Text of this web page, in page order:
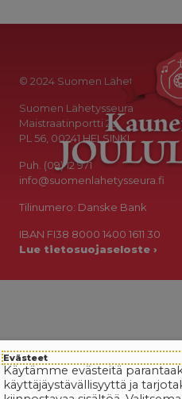
© 2024 Suomen Lähetysseura
Suomen Lähetysseura
Maistraatinportti 2a
PL 56, 00241 HELSINKI
Puh. (09) 12 971
info@suomenlahetysseura.fi
Tilinumero: Danske Bank
IBAN FI38 8000 1400 1611 30
Lue tietosuojaseloste ›
Evästeet
Käytämme evästeitä
käyttäjäystävällisyyttä ja